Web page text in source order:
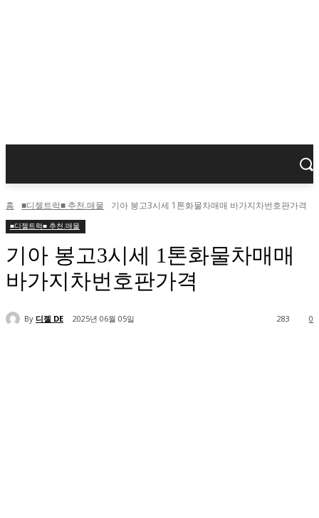
홈 ■디젤트럭■ 추천.매물 기아 봉고3시세 1톤화물차매매 바가지차번호판가격
■디젤트럭■ 추천.매물
기아 봉고3시세 1톤화물차매매
바가지차번호판가격
By 디젤 DE 2025년 06월 05일 0
283